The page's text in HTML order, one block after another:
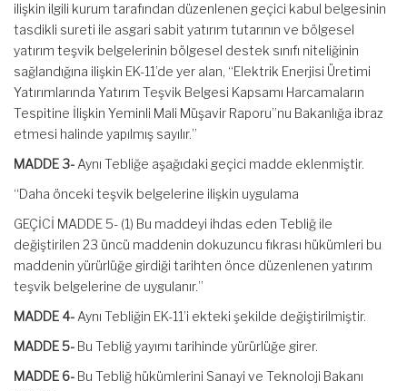
ilişkin ilgili kurum tarafından düzenlenen geçici kabul belgesinin
tasdikli sureti ile asgari sabit yatırım tutarının ve bölgesel
yatırım teşvik belgelerinin bölgesel destek sınıfı niteliğinin
sağlandığına ilişkin EK-11’de yer alan, “Elektrik Enerjisi Üretimi
Yatırımlarında Yatırım Teşvik Belgesi Kapsamı Harcamaların
Tespitine İlişkin Yeminli Mali Müşavir Raporu”nu Bakanlığa ibraz
etmesi halinde yapılmış sayılır.”
MADDE 3- Aynı Tebliğe aşağıdaki geçici madde eklenmiştir.
“Daha önceki teşvik belgelerine ilişkin uygulama
GEÇİCİ MADDE 5- (1) Bu maddeyi ihdas eden Tebliğ ile
değiştirilen 23 üncü maddenin dokuzuncu fıkrası hükümleri bu
maddenin yürürlüğe girdiği tarihten önce düzenlenen yatırım
teşvik belgelerine de uygulanır.”
MADDE 4- Aynı Tebliğin EK-11’i ekteki şekilde değiştirilmiştir.
MADDE 5- Bu Tebliğ yayımı tarihinde yürürlüğe girer.
MADDE 6- Bu Tebliğ hükümlerini Sanayi ve Teknoloji Bakanı